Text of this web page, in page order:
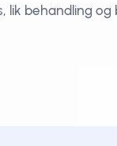
lik behandling